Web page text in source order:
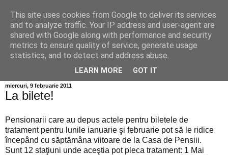
Info MILEANCA
BINE AȚI VENIT! *Jurnal online de informație și opinie; Joi
06 August, 2026
miercuri, 9 februarie 2011
La bilete!
Pensionarii care au depus actele pentru biletele de
tratament pentru lunile ianuarie şi februarie pot să le ridice
începând cu săptămâna viitoare de la Casa de Pensiii.
Sunt 12 staţiuni unde aceştia pot pleca tratament: 1 Mai
This site uses cookies from Google to deliver its services
and to analyze traffic. Your IP address and user-agent are
shared with Google along with performance and security
metrics to ensure quality of service, generate usage
statistics, and to detect and address abuse.
LEARN MORE GOT IT